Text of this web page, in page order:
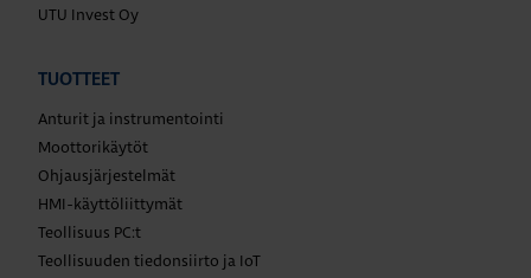
UTU Invest Oy
TUOTTEET
Anturit ja instrumentointi
Moottorikäytöt
Ohjausjärjestelmät
HMI-käyttöliittymät
Teollisuus PC:t
Teollisuuden tiedonsiirto ja IoT